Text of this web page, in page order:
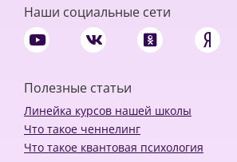
Наши социальные сети
Полезные статьи
Линейка курсов нашей школы
Что такое ченнелинг
Что такое квантовая психология